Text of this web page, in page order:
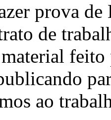
prova
de
material
ao